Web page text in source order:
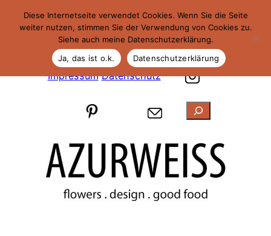
Impressum Datenschutz
Suchen
Diese Internetseite verwendet Cookies. Wenn Sie die Seite
weiter nutzen, stimmen Sie der Verwendung von Cookies zu.
Siehe auch meine Datenschutzerklärung.
Ja, das ist o.k.
Datenschutzerklärung